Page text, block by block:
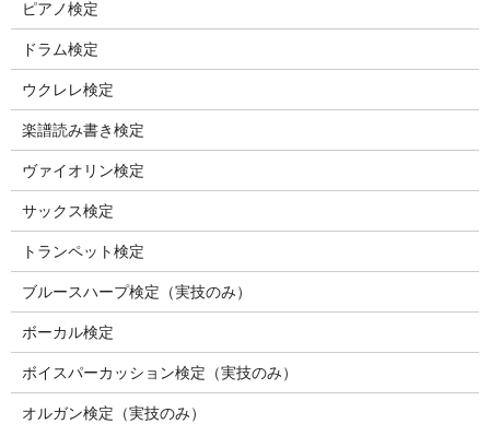
ピアノ検定
ドラム検定
ウクレレ検定
楽譜読み書き検定
ヴァイオリン検定
サックス検定
トランペット検定
ブルースハープ検定（実技のみ）
ボーカル検定
ボイスパーカッション検定（実技のみ）
オルガン検定（実技のみ）